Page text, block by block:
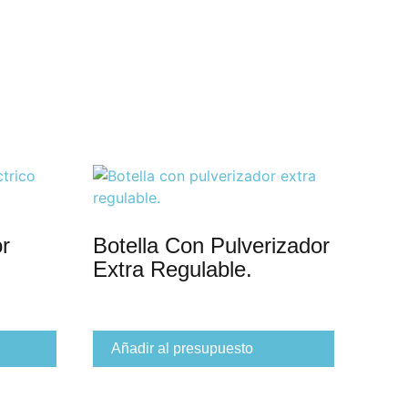
Botella Con Pulverizador
Extra Regulable.
Añadir al presupuesto